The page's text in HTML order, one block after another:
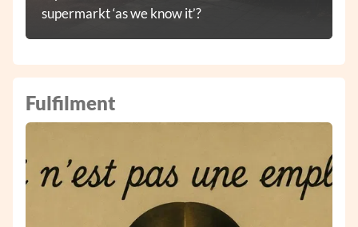
supermarkt ‘as we know it’?
Fulfilment